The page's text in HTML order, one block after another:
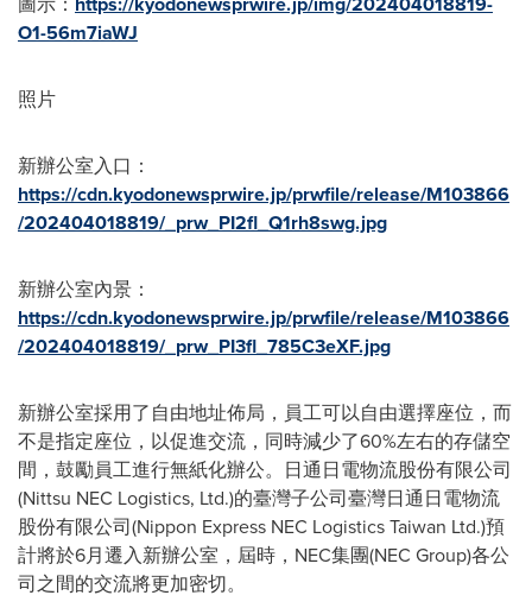
O1-56m7iaWJ
照片
新辦公室入口：
https://cdn.kyodonewsprwire.jp/prwfile/release/M103866
/202404018819/_prw_PI2fl_Q1rh8swg.jpg
新辦公室內景：
https://cdn.kyodonewsprwire.jp/prwfile/release/M103866
/202404018819/_prw_PI3fl_785C3eXF.jpg
新辦公室採用了自由地址佈局，員工可以自由選擇座位，而
不是指定座位，以促進交流，同時減少了60%左右的存儲空
間，鼓勵員工進行無紙化辦公。日通日電物流股份有限公司
(Nittsu NEC Logistics, Ltd.)的臺灣子公司臺灣日通日電物流
股份有限公司(Nippon Express NEC Logistics Taiwan Ltd.)預
計將於6月遷入新辦公室，屆時，NEC集團(NEC Group)各公
司之間的交流將更加密切。